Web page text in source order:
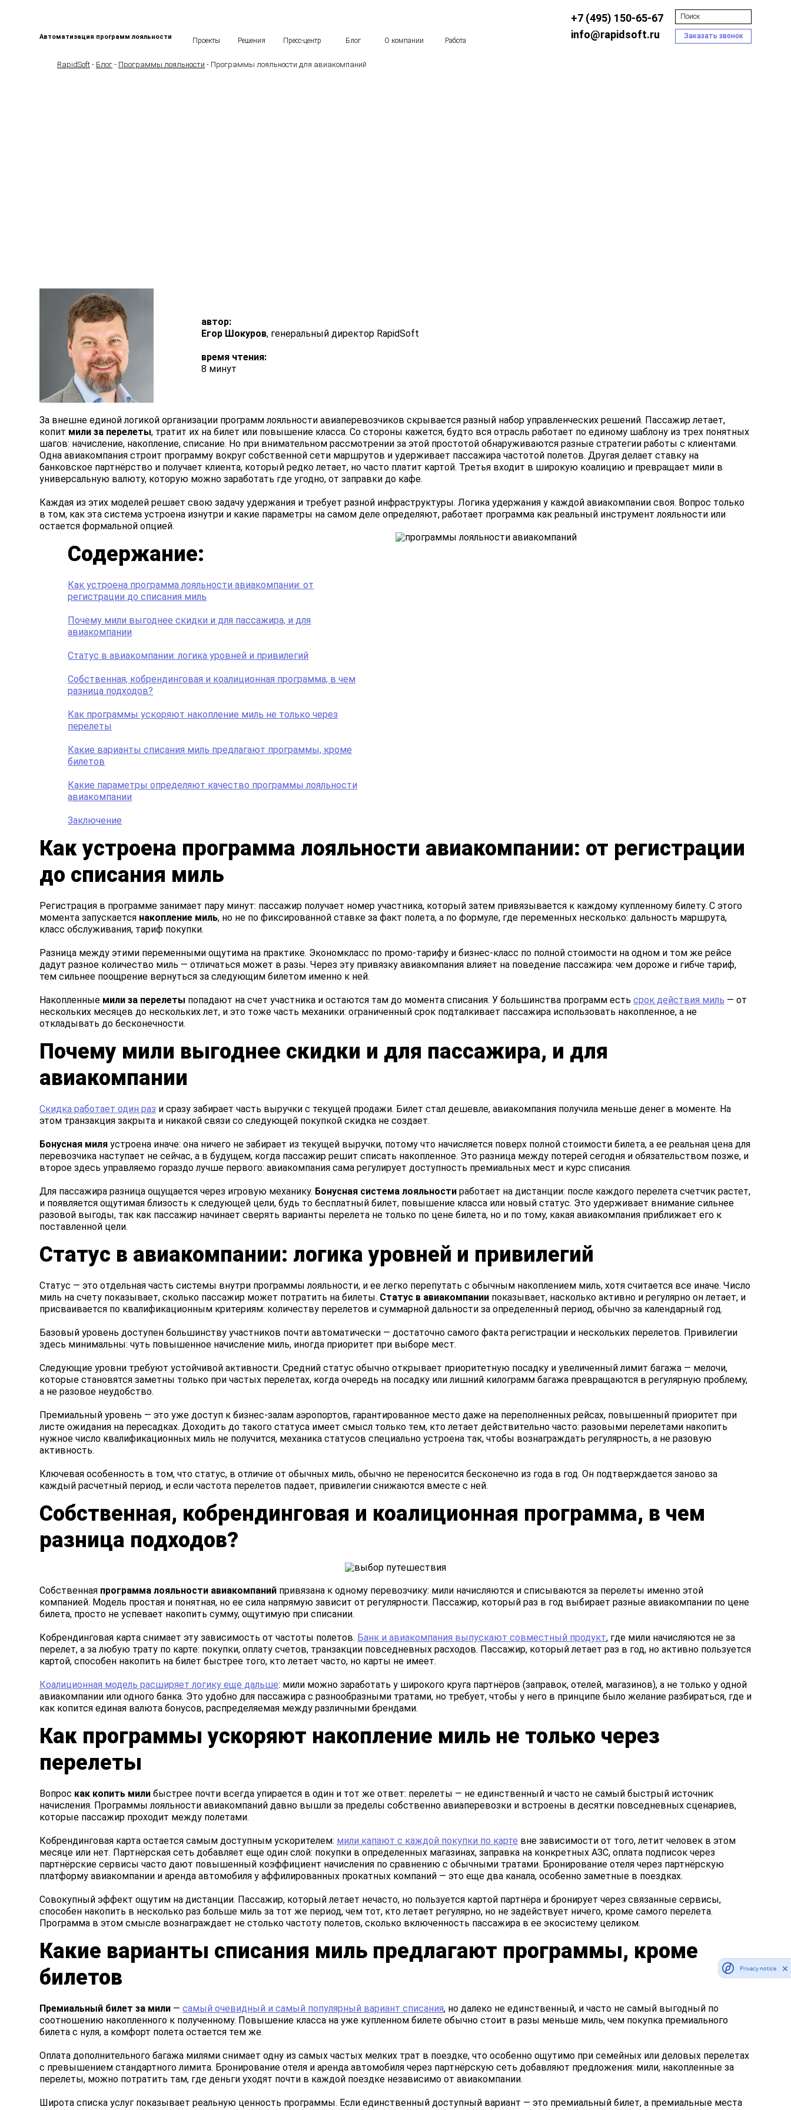
Автоматизация программ лояльности Проекты Решения Пресс-центр Блог О компании Работа
+7 (495) 150-65-67
info@rapidsoft.ru
Заказать звонок
RapidSoft - Блог - Программы лояльности - Программы лояльности для авиакомпаний
автор:
Егор Шокуров, генеральный директор RapidSoft
время чтения:
8 минут
За внешне единой логикой организации программ лояльности авиаперевозчиков скрывается разный набор управленческих решений. Пассажир летает,
копит мили за перелеты, тратит их на билет или повышение класса. Со стороны кажется, будто вся отрасль работает по единому шаблону из трех понятных
шагов: начисление, накопление, списание. Но при внимательном рассмотрении за этой простотой обнаруживаются разные стратегии работы с клиентами.
Одна авиакомпания строит программу вокруг собственной сети маршрутов и удерживает пассажира частотой полетов. Другая делает ставку на
банковское партнёрство и получает клиента, который редко летает, но часто платит картой. Третья входит в широкую коалицию и превращает мили в
универсальную валюту, которую можно заработать где угодно, от заправки до кафе.
Каждая из этих моделей решает свою задачу удержания и требует разной инфраструктуры. Логика удержания у каждой авиакомпании своя. Вопрос только
в том, как эта система устроена изнутри и какие параметры на самом деле определяют, работает программа как реальный инструмент лояльности или
остается формальной опцией.
Содержание:
Как устроена программа лояльности авиакомпании: от
регистрации до списания миль
Почему мили выгоднее скидки и для пассажира, и для
авиакомпании
Статус в авиакомпании: логика уровней и привилегий
Собственная, кобрендинговая и коалиционная программа, в чем
разница подходов?
Как программы ускоряют накопление миль не только через
перелеты
Какие варианты списания миль предлагают программы, кроме
билетов
Какие параметры определяют качество программы лояльности
авиакомпании
Заключение
Как устроена программа лояльности авиакомпании: от регистрации
до списания миль
Регистрация в программе занимает пару минут: пассажир получает номер участника, который затем привязывается к каждому купленному билету. С этого
момента запускается накопление миль, но не по фиксированной ставке за факт полета, а по формуле, где переменных несколько: дальность маршрута,
класс обслуживания, тариф покупки.
Разница между этими переменными ощутима на практике. Экономкласс по промо-тарифу и бизнес-класс по полной стоимости на одном и том же рейсе
дадут разное количество миль — отличаться может в разы. Через эту привязку авиакомпания влияет на поведение пассажира: чем дороже и гибче тариф,
тем сильнее поощрение вернуться за следующим билетом именно к ней.
Накопленные мили за перелеты попадают на счет участника и остаются там до момента списания. У большинства программ есть срок действия миль — от
нескольких месяцев до нескольких лет, и это тоже часть механики: ограниченный срок подталкивает пассажира использовать накопленное, а не
откладывать до бесконечности.
Почему мили выгоднее скидки и для пассажира, и для
авиакомпании
Скидка работает один раз и сразу забирает часть выручки с текущей продажи. Билет стал дешевле, авиакомпания получила меньше денег в моменте. На
этом транзакция закрыта и никакой связи со следующей покупкой скидка не создает.
Бонусная миля устроена иначе: она ничего не забирает из текущей выручки, потому что начисляется поверх полной стоимости билета, а ее реальная цена для
перевозчика наступает не сейчас, а в будущем, когда пассажир решит списать накопленное. Это разница между потерей сегодня и обязательством позже, и
второе здесь управляемо гораздо лучше первого: авиакомпания сама регулирует доступность премиальных мест и курс списания.
Для пассажира разница ощущается через игровую механику. Бонусная система лояльности работает на дистанции: после каждого перелета счетчик растет,
и появляется ощутимая близость к следующей цели, будь то бесплатный билет, повышение класса или новый статус. Это удерживает внимание сильнее
разовой выгоды, так как пассажир начинает сверять варианты перелета не только по цене билета, но и по тому, какая авиакомпания приближает его к
поставленной цели.
Статус в авиакомпании: логика уровней и привилегий
Статус — это отдельная часть системы внутри программы лояльности, и ее легко перепутать с обычным накоплением миль, хотя считается все иначе. Число
миль на счету показывает, сколько пассажир может потратить на билеты. Статус в авиакомпании показывает, насколько активно и регулярно он летает, и
присваивается по квалификационным критериям: количеству перелетов и суммарной дальности за определенный период, обычно за календарный год.
Базовый уровень доступен большинству участников почти автоматически — достаточно самого факта регистрации и нескольких перелетов. Привилегии
здесь минимальны: чуть повышенное начисление миль, иногда приоритет при выборе мест.
Следующие уровни требуют устойчивой активности. Средний статус обычно открывает приоритетную посадку и увеличенный лимит багажа — мелочи,
которые становятся заметны только при частых перелетах, когда очередь на посадку или лишний килограмм багажа превращаются в регулярную проблему,
а не разовое неудобство.
Премиальный уровень — это уже доступ к бизнес-залам аэропортов, гарантированное место даже на переполненных рейсах, повышенный приоритет при
листе ожидания на пересадках. Доходить до такого статуса имеет смысл только тем, кто летает действительно часто: разовыми перелетами накопить
нужное число квалификационных миль не получится, механика статусов специально устроена так, чтобы вознаграждать регулярность, а не разовую
активность.
Ключевая особенность в том, что статус, в отличие от обычных миль, обычно не переносится бесконечно из года в год. Он подтверждается заново за
каждый расчетный период, и если частота перелетов падает, привилегии снижаются вместе с ней.
Собственная, кобрендинговая и коалиционная программа, в чем
разница подходов?
Собственная программа лояльности авиакомпаний привязана к одному перевозчику: мили начисляются и списываются за перелеты именно этой
компанией. Модель простая и понятная, но ее сила напрямую зависит от регулярности. Пассажир, который раз в год выбирает разные авиакомпании по цене
билета, просто не успевает накопить сумму, ощутимую при списании.
Кобрендинговая карта снимает эту зависимость от частоты полетов. Банк и авиакомпания выпускают совместный продукт, где мили начисляются не за
перелет, а за любую трату по карте: покупки, оплату счетов, транзакции повседневных расходов. Пассажир, который летает раз в год, но активно пользуется
картой, способен накопить на билет быстрее того, кто летает часто, но карты не имеет.
Коалиционная модель расширяет логику еще дальше: мили можно заработать у широкого круга партнёров (заправок, отелей, магазинов), а не только у одной
авиакомпании или одного банка. Это удобно для пассажира с разнообразными тратами, но требует, чтобы у него в принципе было желание разбираться, где и
как копится единая валюта бонусов, распределяемая между различными брендами.
Как программы ускоряют накопление миль не только через
перелеты
Вопрос как копить мили быстрее почти всегда упирается в один и тот же ответ: перелеты — не единственный и часто не самый быстрый источник
начисления. Программы лояльности авиакомпаний давно вышли за пределы собственно авиаперевозки и встроены в десятки повседневных сценариев,
которые пассажир проходит между полетами.
Кобрендинговая карта остается самым доступным ускорителем: мили капают с каждой покупки по карте вне зависимости от того, летит человек в этом
месяце или нет. Партнёрская сеть добавляет еще один слой: покупки в определенных магазинах, заправка на конкретных АЗС, оплата подписок через
партнёрские сервисы часто дают повышенный коэффициент начисления по сравнению с обычными тратами. Бронирование отеля через партнёрскую
платформу авиакомпании и аренда автомобиля у аффилированных прокатных компаний — это еще два канала, особенно заметные в поездках.
Совокупный эффект ощутим на дистанции. Пассажир, который летает нечасто, но пользуется картой партнёра и бронирует через связанные сервисы,
способен накопить в несколько раз больше миль за тот же период, чем тот, кто летает регулярно, но не задействует ничего, кроме самого перелета.
Программа в этом смысле вознаграждает не столько частоту полетов, сколько включенность пассажира в ее экосистему целиком.
Какие варианты списания миль предлагают программы, кроме
билетов
Премиальный билет за мили — самый очевидный и самый популярный вариант списания, но далеко не единственный, и часто не самый выгодный по
соотношению накопленного к полученному. Повышение класса на уже купленном билете обычно стоит в разы меньше миль, чем покупка премиального
билета с нуля, а комфорт полета остается тем же.
Оплата дополнительного багажа милями снимает одну из самых частых мелких трат в поездке, что особенно ощутимо при семейных или деловых перелетах
с превышением стандартного лимита. Бронирование отеля и аренда автомобиля через партнёрскую сеть добавляют предложения: мили, накопленные за
перелеты, можно потратить там, где деньги уходят почти в каждой поездке независимо от авиакомпании.
Широта списка услуг показывает реальную ценность программы. Если единственный доступный вариант — это премиальный билет, а премиальные места
Privacy notice